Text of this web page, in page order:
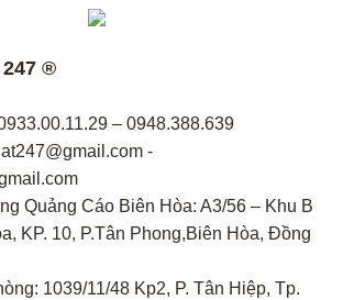
®
– 0948.388.639
-
Quảng Cáo Biên Hòa: A3/56 – Khu B
KP. 10, P.Tân Phong,Biên Hòa, Đồng
1039/11/48 Kp2, P. Tân Hiệp, Tp.